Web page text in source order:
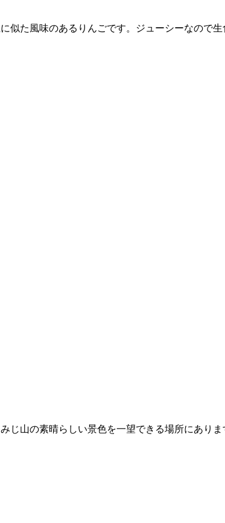
似た風味のあるりんごです。ジューシーなので
じ山の素晴らしい景色を一望できる場所にあり